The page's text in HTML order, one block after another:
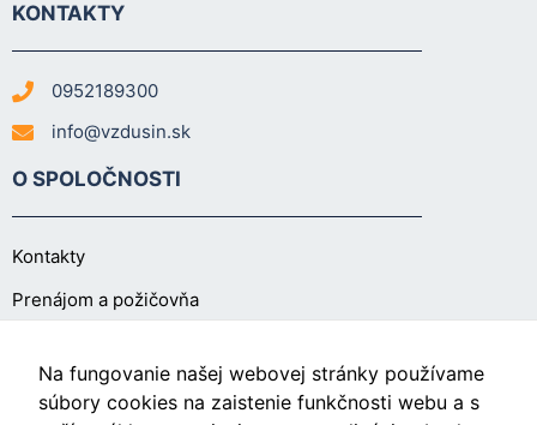
KONTAKTY
0952189300
info@vzdusin.sk
O SPOLOČNOSTI
Kontakty
Prenájom a požičovňa
O NÁKUPE
Na fungovanie našej webovej stránky používame
súbory cookies na zaistenie funkčnosti webu a s